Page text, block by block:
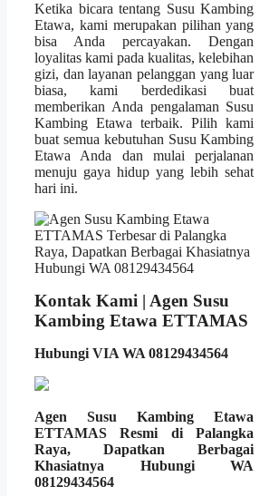
Ketika bicara tentang Susu Kambing
Etawa, kami merupakan pilihan yang
bisa Anda percayakan. Dengan
loyalitas kami pada kualitas, kelebihan
gizi, dan layanan pelanggan yang luar
biasa, kami berdedikasi buat
memberikan Anda pengalaman Susu
Kambing Etawa terbaik. Pilih kami
buat semua kebutuhan Susu Kambing
Etawa Anda dan mulai perjalanan
menuju gaya hidup yang lebih sehat
hari ini.
Kontak Kami | Agen Susu
Kambing Etawa ETTAMAS
Hubungi VIA WA 08129434564
Agen Susu Kambing Etawa
ETTAMAS Resmi di Palangka
Raya, Dapatkan Berbagai
Khasiatnya Hubungi WA
08129434564